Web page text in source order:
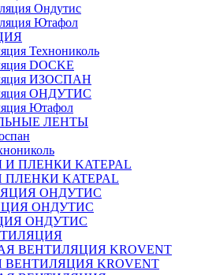
Ондутис
Ютафол
Технониколь
DOCKE
ИЗОСПАН
ОНДУТИС
Ютафол
ЛЕНТЫ
KATEPAL
ОНДУТИС
ОНДУТИС
ОНДУТИС
KROVENT